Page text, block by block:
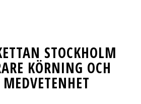
STOCKHOLM
KÖRNING OCH